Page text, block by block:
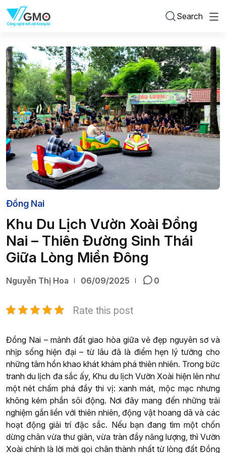
Search
Đồng Nai
Khu Du Lịch Vườn Xoài Đồng
Nai – Thiên Đường Sinh Thái
Giữa Lòng Miền Đông
Nguyễn Thị Hoa 06/09/2025 0
Rate this post
Đồng Nai – mảnh đất giao hòa giữa vẻ đẹp nguyên sơ và
nhịp sống hiện đại – từ lâu đã là điểm hẹn lý tưởng cho
những tâm hồn khao khát khám phá thiên nhiên. Trong bức
tranh du lịch đa sắc ấy, Khu du lịch Vườn Xoài hiện lên như
một nét chấm phá đầy thi vị: xanh mát, mộc mạc nhưng
không kém phần sôi động. Nơi đây mang đến những trải
nghiệm gắn liền với thiên nhiên, động vật hoang dã và các
hoạt động giải trí đặc sắc. Nếu bạn đang tìm một chốn
dừng chân vừa thư giãn, vừa tràn đầy năng lượng, thì Vườn
Xoài chính là lời mời gọi chân thành nhất từ lòng đất Đồng